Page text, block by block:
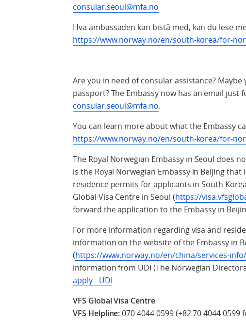
consular.seoul@mfa.no
Hva ambassaden kan bistå med, kan du lese
https://www.norway.no/en/south-korea/for-
Are you in need of consular assistance?
passport? The Embassy now has an email just
consular.seoul@mfa.no.
You can learn more about what the Embassy
https://www.norway.no/en/south-korea/for-
The Royal Norwegian Embassy in Seoul does
is the Royal Norwegian Embassy in Beijing
residence permits for applicants in South
Global Visa Centre in Seoul (https://
forward the application to the Embassy in
For more information regarding visa and
information on the website of the Embassy in
(https://www.norway.no/en/china/services-
information from UDI (The Norwegian
apply - UDI
VFS Global Visa Centre
VFS Helpline:070 4044 0599 (+82 70 4044 0599